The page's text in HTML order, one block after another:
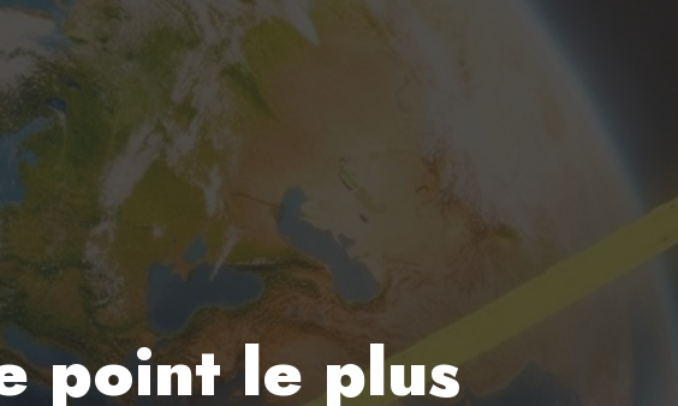
point le plus